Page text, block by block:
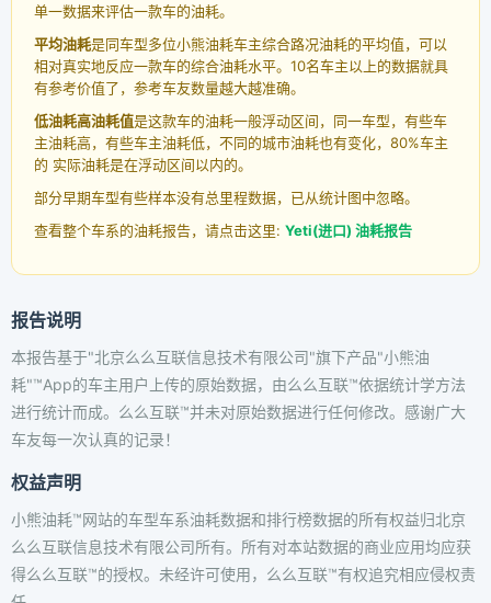
单一数据来评估一款车的油耗。
平均油耗是同车型多位小熊油耗车主综合路况油耗的平均值，可以
相对真实地反应一款车的综合油耗水平。10名车主以上的数据就具
有参考价值了，参考车友数量越大越准确。
低油耗高油耗值是这款车的油耗一般浮动区间，同一车型，有些车
主油耗高，有些车主油耗低，不同的城市油耗也有变化，80%车主
的 实际油耗是在浮动区间以内的。
部分早期车型有些样本没有总里程数据，已从统计图中忽略。
查看整个车系的油耗报告，请点击这里: Yeti(进口) 油耗报告
报告说明
本报告基于"北京么么互联信息技术有限公司"旗下产品"小熊油
耗"™App的车主用户上传的原始数据，由么么互联™依据统计学方法
进行统计而成。么么互联™并未对原始数据进行任何修改。感谢广大
车友每一次认真的记录！
权益声明
小熊油耗™网站的车型车系油耗数据和排行榜数据的所有权益归北京
么么互联信息技术有限公司所有。所有对本站数据的商业应用均应获
得么么互联™的授权。未经许可使用，么么互联™有权追究相应侵权责